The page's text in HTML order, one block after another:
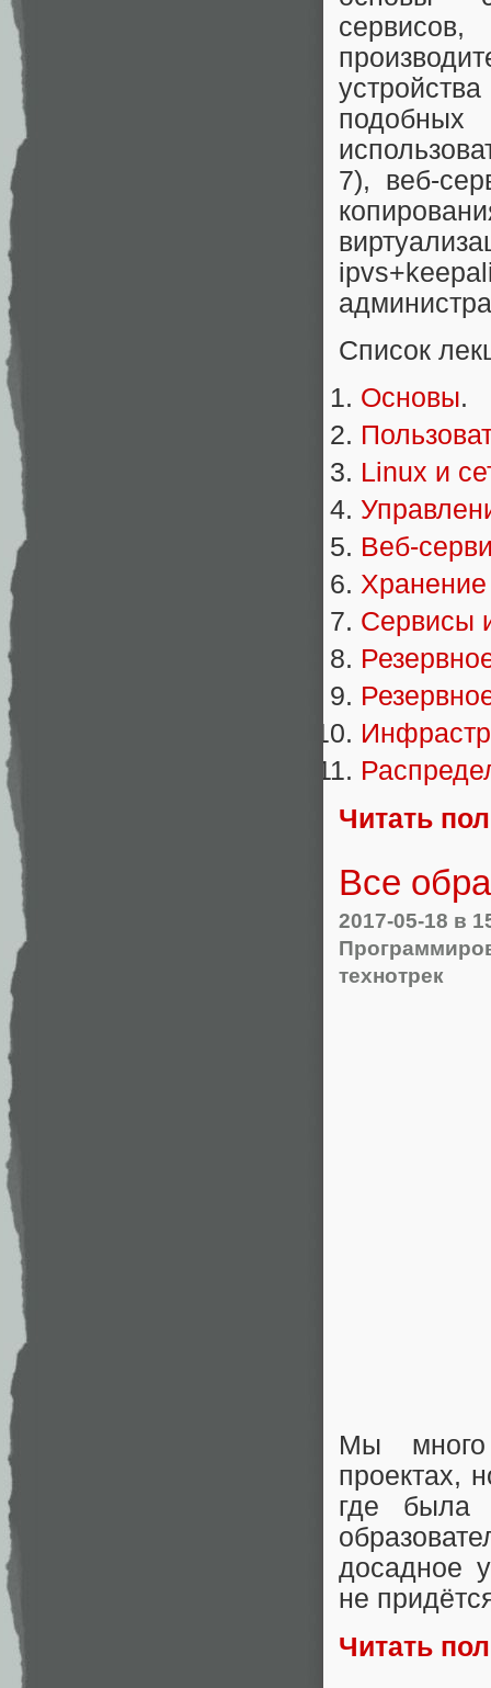
7), веб-
Список
Основы.
Linux и
Веб-
Сервисы
Читать
Все
2017-05-18 в
технотрек
Мы много
проектах,
где была
досадное
не
Читать